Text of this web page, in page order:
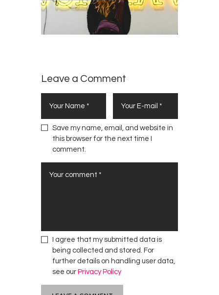
Leave a Comment
Save my name, email, and website in
this browser for the next time I
comment.
I agree that my submitted data is
being collected and stored. For
further details on handling user data,
see our Privacy Policy